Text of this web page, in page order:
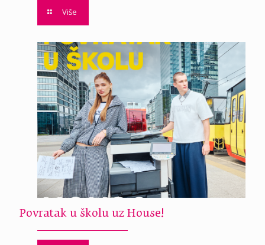
Više
Povratak u školu uz House!